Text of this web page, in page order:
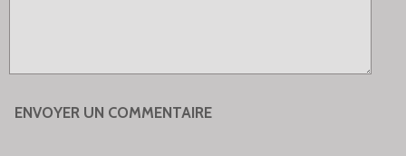
ENVOYER UN COMMENTAIRE